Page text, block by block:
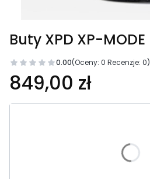
Buty XPD XP-MODE
0.00(Oceny: 0 Recenzje: 0)
Cena
849,00 zł